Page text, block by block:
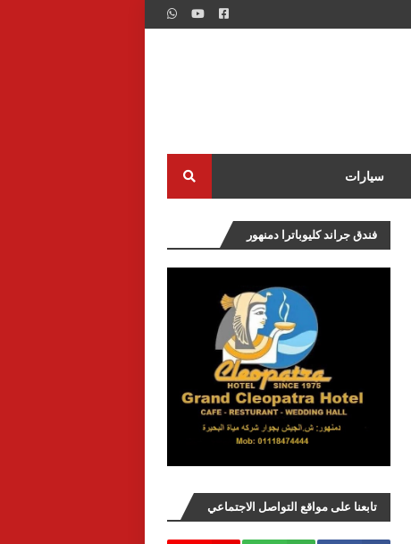
سيارات
فندق جراند كليوباترا دمنهور
تابعنا على مواقع التواصل الاجتماعي